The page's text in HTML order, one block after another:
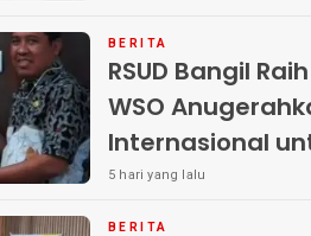
BERITA
RSUD Bangil
WSO
Internasional
5 hari yang lalu
BERITA